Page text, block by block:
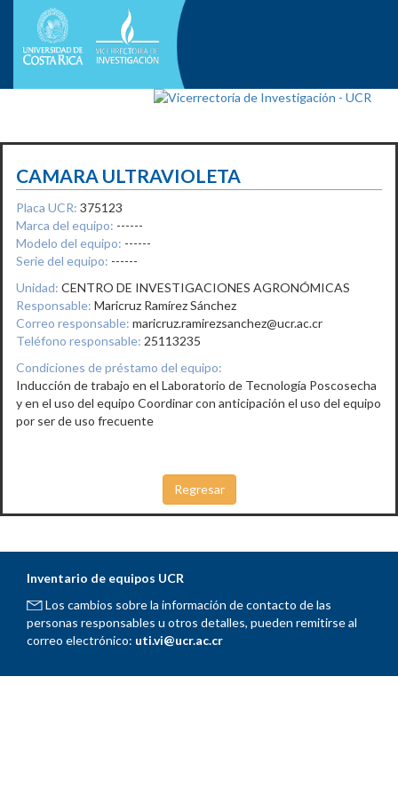
CAMARA ULTRAVIOLETA
Placa UCR: 375123
Marca del equipo: ------
Modelo del equipo: ------
Serie del equipo: ------
Unidad: CENTRO DE INVESTIGACIONES AGRONÓMICAS
Responsable: Maricruz Ramírez Sánchez
Correo responsable: maricruz.ramirezsanchez@ucr.ac.cr
Teléfono responsable: 25113235
Condiciones de préstamo del equipo:
Inducción de trabajo en el Laboratorio de Tecnología Poscosecha
y en el uso del equipo Coordinar con anticipación el uso del equipo
por ser de uso frecuente
Inventario de equipos UCR
Los cambios sobre la información de contacto de las
personas responsables u otros detalles, pueden remitirse al
correo electrónico: uti.vi@ucr.ac.cr